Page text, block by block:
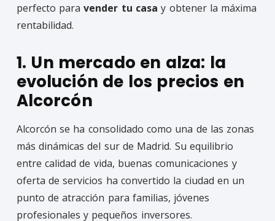
perfecto paravender tu casa y obtener la máxima
rentabilidad.
1. Un mercado en alza: la
evolución de los precios en
Alcorcón
Alcorcón se ha consolidado como una de las zonas
más dinámicas del sur de Madrid. Su equilibrio
entre calidad de vida, buenas comunicaciones y
oferta de servicios ha convertido la ciudad en un
punto de atracción para familias, jóvenes
profesionales y pequeños inversores.